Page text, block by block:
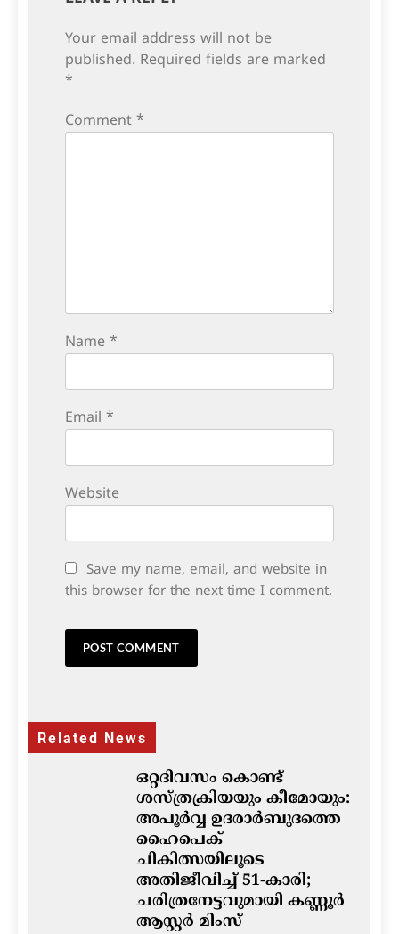
Your email address will not be
published. Required fields are marked
*
Comment *
Name *
Email *
Website
Save my name, email, and website in
this browser for the next time I comment.
Related News
ഒറ്റദിവസം കൊണ്ട്
ശസ്ത്രക്രിയയും കീമോയും:
അപൂർവ്വ ഉദരാർബുദത്തെ
ഹൈപെക്
ചികിത്സയിലൂടെ
അതിജീവിച്ച് 51-കാരി;
ചരിത്രനേട്ടവുമായി കണ്ണൂർ
ആസ്റ്റർ മിംസ്